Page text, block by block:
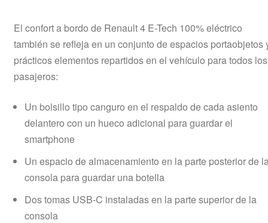
El confort a bordo de Renault 4 E-Tech 100% eléctrico
también se refleja en un conjunto de espacios portaobjetos
prácticos elementos repartidos en el vehículo para todos los
pasajeros:
Un bolsillo tipo canguro en el respaldo de cada asiento
delantero con un hueco adicional para guardar el
smartphone
Un espacio de almacenamiento en la parte posterior de
consola para guardar una botella
Dos tomas USB-C instaladas en la parte superior de la
consola